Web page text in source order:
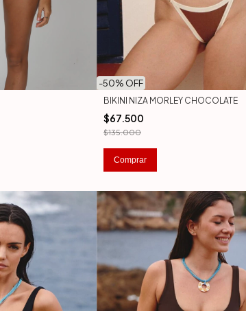
-50% OFF
BIKINI NIZA MORLEY CHOCOLATE
$67.500
$135.000
Comprar